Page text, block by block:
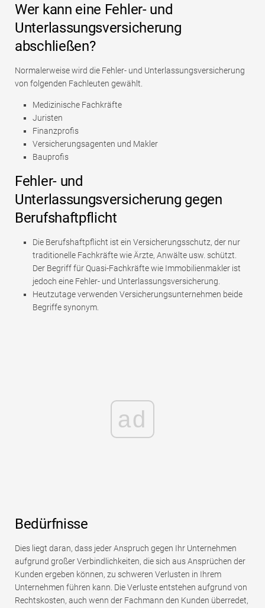
Wer kann eine Fehler- und
Unterlassungsversicherung
abschließen?
Normalerweise wird die Fehler- und Unterlassungsversicherung
von folgenden Fachleuten gewählt.
Medizinische Fachkräfte
Juristen
Finanzprofis
Versicherungsagenten und Makler
Bauprofis
Fehler- und
Unterlassungsversicherung gegen
Berufshaftpflicht
Die Berufshaftpflicht ist ein Versicherungsschutz, der nur
traditionelle Fachkräfte wie Ärzte, Anwälte usw. schützt.
Der Begriff für Quasi-Fachkräfte wie Immobilienmakler ist
jedoch eine Fehler- und Unterlassungsversicherung.
Heutzutage verwenden Versicherungsunternehmen beide
Begriffe synonym.
ad
Bedürfnisse
Dies liegt daran, dass jeder Anspruch gegen Ihr Unternehmen
aufgrund großer Verbindlichkeiten, die sich aus Ansprüchen der
Kunden ergeben können, zu schweren Verlusten in Ihrem
Unternehmen führen kann. Die Verluste entstehen aufgrund von
Rechtskosten, auch wenn der Fachmann den Kunden überredet,